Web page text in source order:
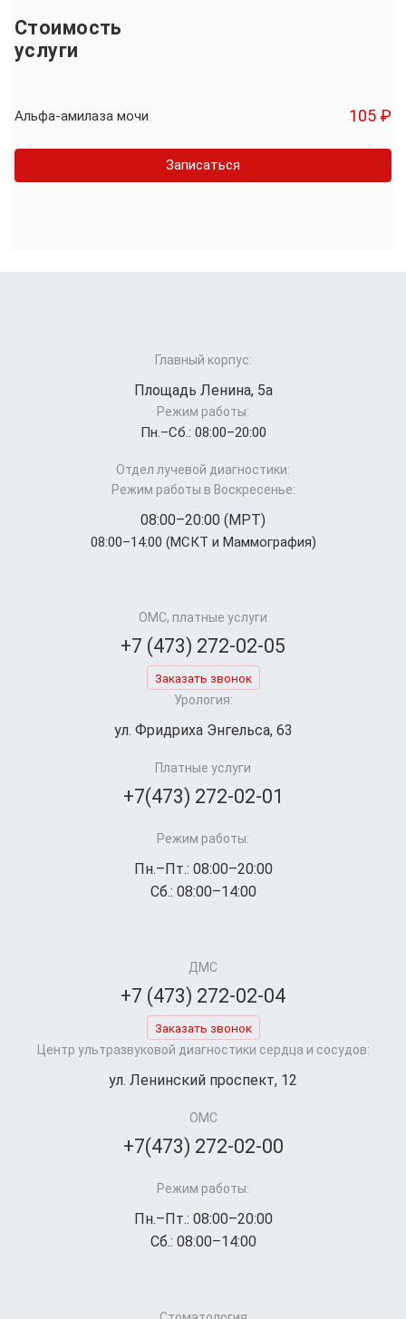
Стоимость
услуги
Альфа-амилаза мочи 105 ₽
Записаться
Главный корпус:
Площадь Ленина, 5а
Режим работы:
Пн.–Cб.: 08:00–20:00
Отдел лучевой диагностики:
Режим работы в Воскресенье:
08:00–20:00 (МРТ)
08:00–14:00 (МСКТ и Маммография)
ОМС, платные услуги
+7 (473) 272-02-05
Заказать звонок
Урология:
ул. Фридриха Энгельса, 63
Платные услуги
+7(473) 272-02-01
Режим работы:
Пн.–Пт.: 08:00–20:00
Сб.: 08:00–14:00
ДМС
+7 (473) 272-02-04
Заказать звонок
Центр ультразвуковой диагностики сердца и сосудов:
ул. Ленинский проспект, 12
ОМС
+7(473) 272-02-00
Режим работы:
Пн.–Пт.: 08:00–20:00
Сб.: 08:00–14:00